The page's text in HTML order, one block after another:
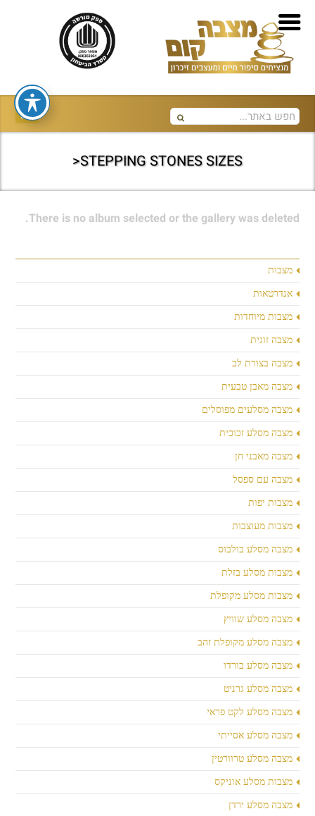
STEPPING STONES SIZES<
מצבות
אנדרטאות
מצבות מיוחדות
מצבה זוגית
מצבה בצורת לב
מצבה מאבן טבעית
מצבה מסלעים מפוסלים
מצבה מסלע זכוכית
מצבה מאבני חן
מצבה עם ספסל
מצבות יפות
מצבות מעוצבות
מצבה מסלע בולבוס
מצבות מסלע בזלת
מצבות מסלע מקופלת
מצבה מסלע שוויץ
מצבה מסלע מקופלת זהב
מצבה מסלע בורדו
מצבה מסלע גרניט
מצבה מסלע לקט פראי
מצבה מסלע אסייתי
מצבה מסלע טרוורטין
מצבות מסלע אוניקס
מצבה מסלע ירדן
There is no album selected or the gallery was deleted.